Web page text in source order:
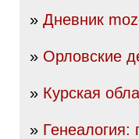
» Дневник
» Орловские
» Курская
» Генеалогия: